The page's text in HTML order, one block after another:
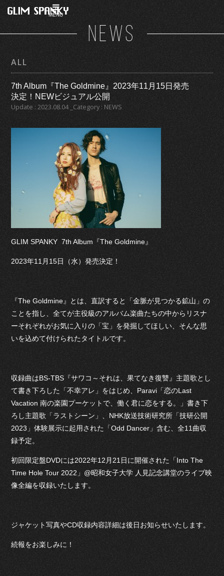
MENU
NEWS
ALL
7th Album『The Goldmine』2023年11月15日発売
決定！NEWビジュアル公開
Update : 2023.08.04 _Category : NEWS
GLIM SPANKY 7th Album『The Goldmine』
2023年11月15日（水）発売決定！
『The Goldmine』とは、直訳すると「金脈が見つかる鉱山」の
ことを指し、全てが主役級のアルバム楽曲たちの中からリスナ
ーそれぞれがお気に入りの「宝」を発掘してほしい、そんな思
いを込めて付けられたタイトルです。
収録曲はBS-TBS『サワコ～それは、果てなき復讐』主題歌とし
て書き下ろした「不幸アレ」をはじめ、Paravi「恋のLast
Vacation 南の楽園プーケットで、働く君に恋をする。」書き下
ろし主題歌「ラストシーン」、NHK放送技術研究所「技研公開
2023」体験展示に起用された「Odd Dancer」含む、全11曲収
録予定。
初回限定盤DVDには2022年12月21日に開催された「Into The
Time Hole Tour 2022」@昭和女子大学 人見記念講堂のライブ映
像全編を収録いたします。
ジャケット写真やCD収録内容詳細は後日お知らせいたします。
続報をお楽しみに！